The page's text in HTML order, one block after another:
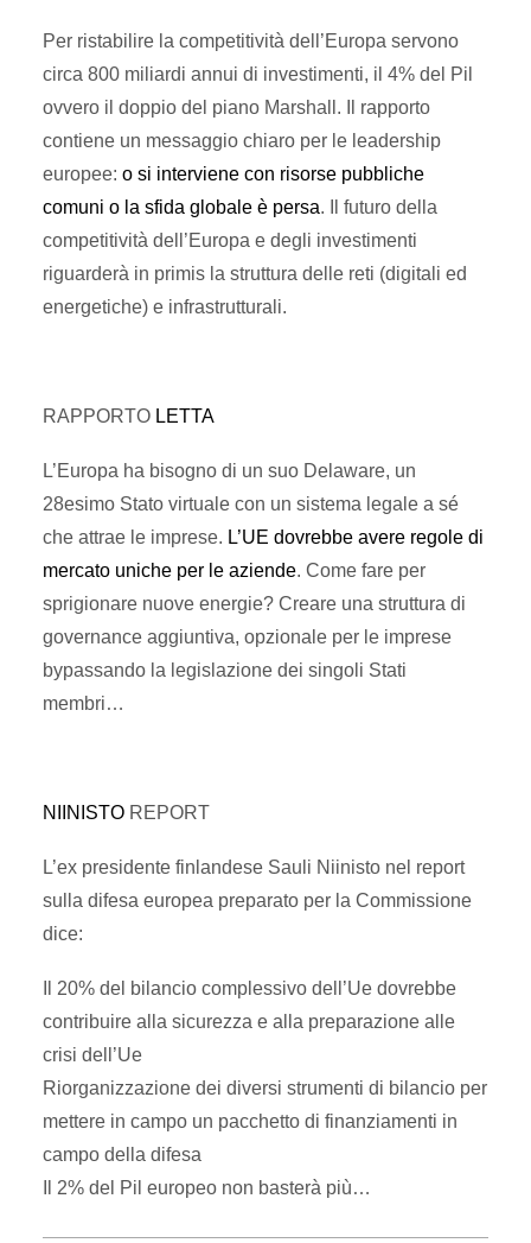
Per ristabilire la competitività dell’Europa servono
circa 800 miliardi annui di investimenti, il 4% del Pil
ovvero il doppio del piano Marshall. Il rapporto
contiene un messaggio chiaro per le leadership
europee: o si interviene con risorse pubbliche
comuni o la sfida globale è persa. Il futuro della
competitività dell’Europa e degli investimenti
riguarderà in primis la struttura delle reti (digitali ed
energetiche) e infrastrutturali.
RAPPORTO LETTA
L’Europa ha bisogno di un suo Delaware, un
28esimo Stato virtuale con un sistema legale a sé
che attrae le imprese. L’UE dovrebbe avere regole di
mercato uniche per le aziende. Come fare per
sprigionare nuove energie? Creare una struttura di
governance aggiuntiva, opzionale per le imprese
bypassando la legislazione dei singoli Stati
membri…
NIINISTO REPORT
L’ex presidente finlandese Sauli Niinisto nel report
sulla difesa europea preparato per la Commissione
dice:
Il 20% del bilancio complessivo dell’Ue dovrebbe
contribuire alla sicurezza e alla preparazione alle
crisi dell’Ue
Riorganizzazione dei diversi strumenti di bilancio per
mettere in campo un pacchetto di finanziamenti in
campo della difesa
Il 2% del Pil europeo non basterà più…